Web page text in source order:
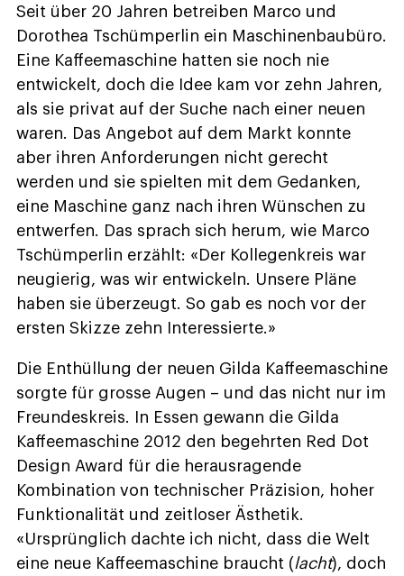
Seit über 20 Jahren betreiben Marco und
Dorothea Tschümperlin ein Maschinenbaubüro.
Eine Kaffeemaschine hatten sie noch nie
entwickelt, doch die Idee kam vor zehn Jahren,
als sie privat auf der Suche nach einer neuen
waren. Das Angebot auf dem Markt konnte
aber ihren Anforderungen nicht gerecht
werden und sie spielten mit dem Gedanken,
eine Maschine ganz nach ihren Wünschen zu
entwerfen. Das sprach sich herum, wie Marco
Tschümperlin erzählt: «Der Kollegenkreis war
neugierig, was wir entwickeln. Unsere Pläne
haben sie überzeugt. So gab es noch vor der
ersten Skizze zehn Interessierte.»
Die Enthüllung der neuen Gilda Kaffeemaschine
sorgte für grosse Augen – und das nicht nur im
Freundeskreis. In Essen gewann die Gilda
Kaffeemaschine 2012 den begehrten Red Dot
Design Award für die herausragende
Kombination von technischer Präzision, hoher
Funktionalität und zeitloser Ästhetik.
«Ursprünglich dachte ich nicht, dass die Welt
eine neue Kaffeemaschine braucht (lacht), doch